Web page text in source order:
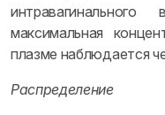
максимальная
плазме наблюдается
Распределение